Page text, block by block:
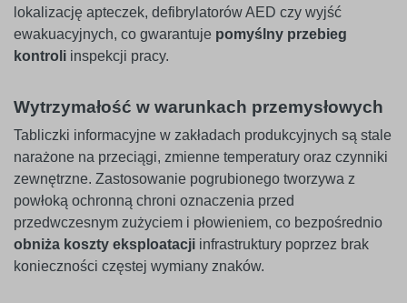
lokalizację apteczek, defibrylatorów AED czy wyjść
ewakuacyjnych, co gwarantuje pomyślny przebieg
kontroli inspekcji pracy.
Wytrzymałość w warunkach przemysłowych
Tabliczki informacyjne w zakładach produkcyjnych są stale
narażone na przeciągi, zmienne temperatury oraz czynniki
zewnętrzne. Zastosowanie pogrubionego tworzywa z
powłoką ochronną chroni oznaczenia przed
przedwczesnym zużyciem i płowieniem, co bezpośrednio
obniża koszty eksploatacji infrastruktury poprzez brak
konieczności częstej wymiany znaków.